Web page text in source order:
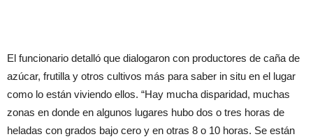
El funcionario detalló que dialogaron con productores de caña de
azúcar, frutilla y otros cultivos más para saber in situ en el lugar
como lo están viviendo ellos. “Hay mucha disparidad, muchas
zonas en donde en algunos lugares hubo dos o tres horas de
heladas con grados bajo cero y en otras 8 o 10 horas. Se están